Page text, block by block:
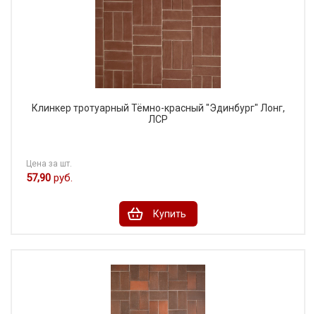
Клинкер тротуарный Тёмно-красный "Эдинбург" Лонг,
ЛСР
Цена за шт.
57,90 руб.
Купить